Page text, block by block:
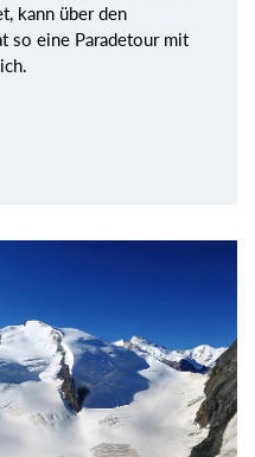
kann über den
so eine Paradetour mit